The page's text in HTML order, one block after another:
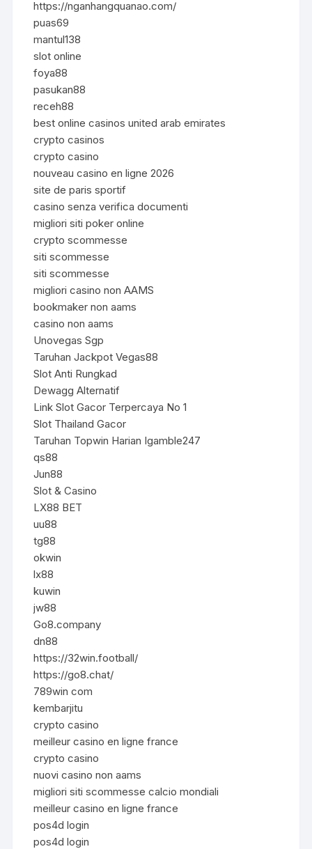
https://nganhangquanao.com/
puas69
mantul138
slot online
foya88
pasukan88
receh88
best online casinos united arab emirates
crypto casinos
crypto casino
nouveau casino en ligne 2026
site de paris sportif
casino senza verifica documenti
migliori siti poker online
crypto scommesse
siti scommesse
siti scommesse
migliori casino non AAMS
bookmaker non aams
casino non aams
Unovegas Sgp
Taruhan Jackpot Vegas88
Slot Anti Rungkad
Dewagg Alternatif
Link Slot Gacor Terpercaya No 1
Slot Thailand Gacor
Taruhan Topwin Harian Igamble247
qs88
Jun88
Slot & Casino
LX88 BET
uu88
tg88
okwin
lx88
kuwin
jw88
Go8.company
dn88
https://32win.football/
https://go8.chat/
789win com
kembarjitu
crypto casino
meilleur casino en ligne france
crypto casino
nuovi casino non aams
migliori siti scommesse calcio mondiali
meilleur casino en ligne france
pos4d login
pos4d login